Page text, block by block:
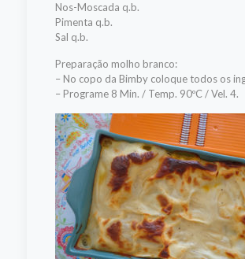
Nos-Moscada q.b.
Pimenta q.b.
Sal q.b.
Preparação molho branco:
– No copo da Bimby coloque todos os
– Programe 8 Min. / Temp. 90ºC / Vel. 4.